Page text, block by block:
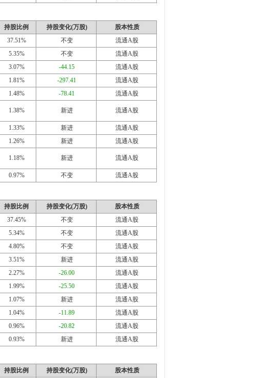
持股比例 持股变化(万股)
股本性质
37.51% 不变
流通A股
5.35% 不变
流通A股
3.07% -44.15
流通A股
1.81% -297.41
流通A股
1.48% -78.41 流通A股
1.38% 新进 流通A股
1.33% 新进
流通A股
1.26% 新进 流通A股
1.18% 新进 流通A股
0.97% 不变 流通A股
持股比例 持股变化(万股)
股本性质
37.45% 不变
流通A股
5.34% 不变
流通A股
4.80% 不变
流通A股
3.51% 新进
流通A股
2.27% -26.00
流通A股
1.99% -25.50
流通A股
1.07% 新进
流通A股
1.04% -11.89
流通A股
0.96% -20.82
流通A股
0.93% 新进 流通A股
持股比例 持股变化(万股)
股本性质